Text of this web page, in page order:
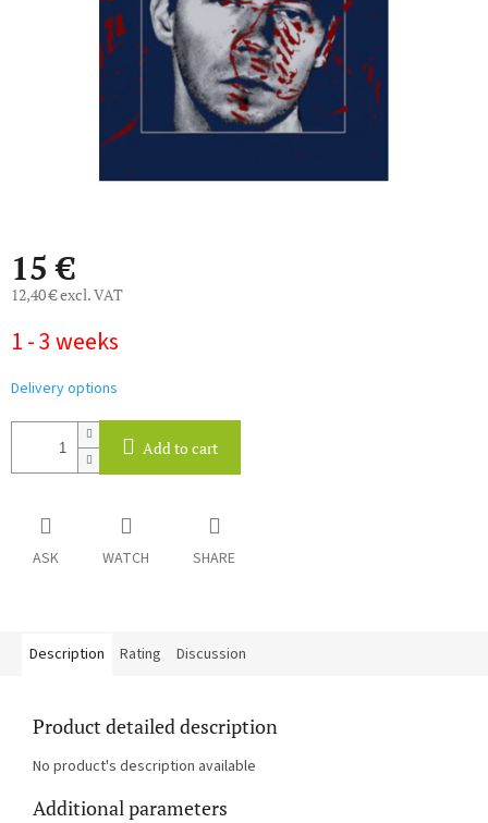
15 €
12,40 € excl. VAT
price:
1 - 3 weeks
Delivery options
Add to cart
ASK WATCH SHARE
Description Rating Discussion
Product detailed description
No product's description available
Additional parameters